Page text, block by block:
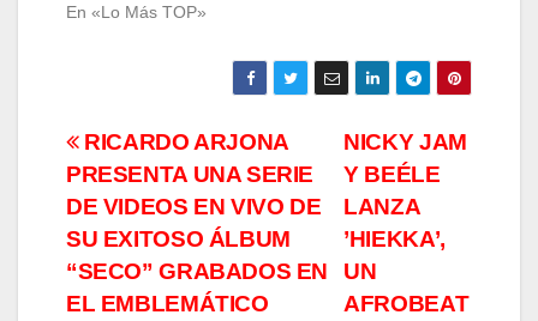
En «Lo Más TOP»
Navegación
de
entradas
NICKY JAM
Y BEÉLE
LANZA
’HIEKKA’,
UN
AFROBEAT
RICARDO ARJONA
PRESENTA UNA SERIE
DE VIDEOS EN VIVO DE
SU EXITOSO ÁLBUM
“SECO” GRABADOS EN
EL EMBLEMÁTICO